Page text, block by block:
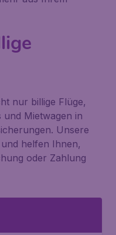
nur billige Flüge,
Mietwagen in
Unsere
helfen Ihnen,
oder Zahlung